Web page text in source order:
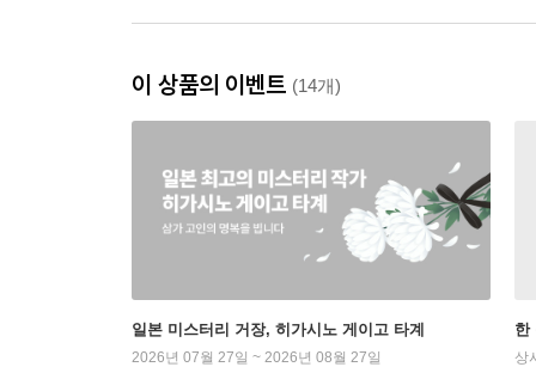
이 상품의 이벤트 (14개)
일본 미스터리 거장, 히가시노 게이고 타계
2026년 07월 27일 ~ 2026년 08월 27일
한
상